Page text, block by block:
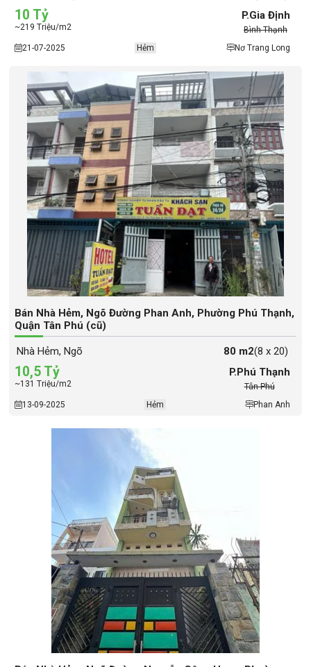
10 Tỷ
~219 Triệu/m2
P.Gia Định
Bình Thạnh
21-07-2025
Hẻm Nơ Trang Long
Bán Nhà Hẻm, Ngõ Đường Phan Anh, Phường Phú Thạnh,
Quận Tân Phú (cũ)
Nhà Hẻm, Ngõ 80 m2(8 x 20)
10,5 Tỷ
~131 Triệu/m2
P.Phú Thạnh
Tân Phú
13-09-2025
Hẻm Phan Anh